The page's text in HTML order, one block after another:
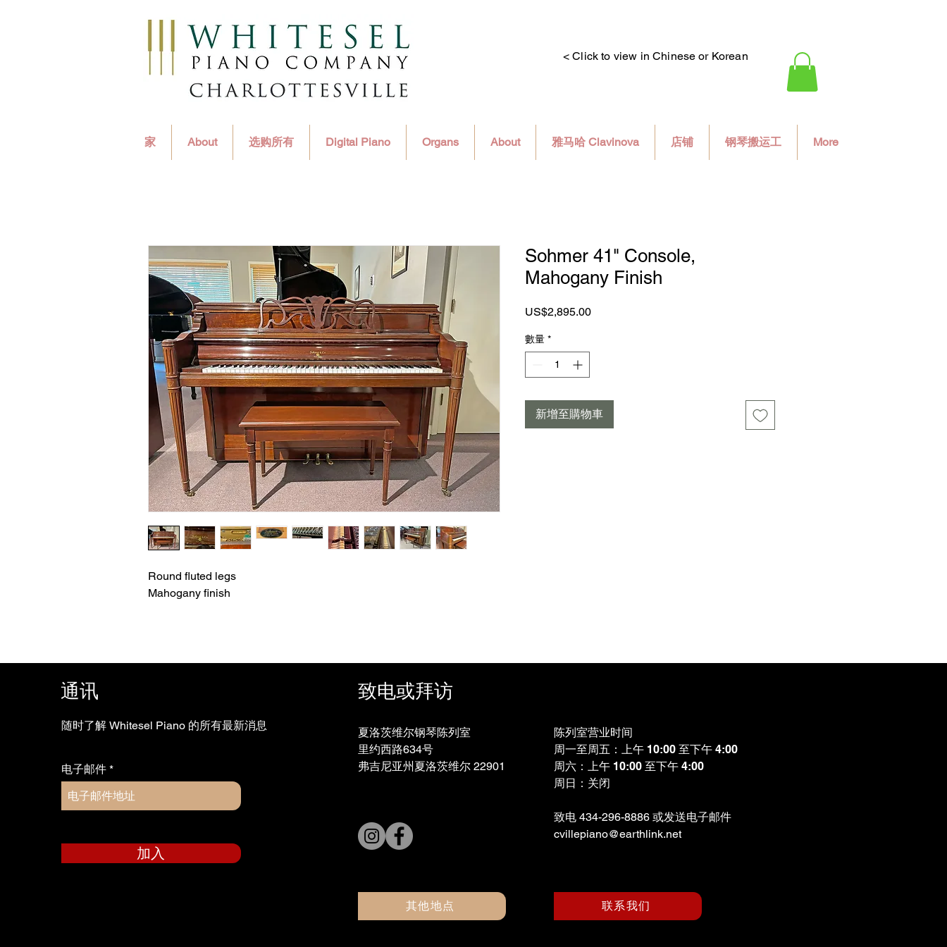
< Click to view in Chinese or Korean
家 About 选购所有 Digital Piano Organs About 雅马哈 Clavinova 店铺 钢琴搬运工 More
Round fluted legs
Mahogany finish
Sohmer 41" Console,
Mahogany Finish
US$2,895.00價
數量 *
新增至購物車
通讯
随时了解 Whitesel Piano 的所有最新消息
电子邮件
加入
致电或拜访
夏洛茨维尔钢琴陈列室
里约西路634号
弗吉尼亚州夏洛茨维尔 22901
陈列室营业时间
周一至周五：上午 10:00 至下午 4:00
周六：上午 10:00 至下午 4:00
周日：关闭
致电 434-296-8886 或发送电子邮件
cvillepiano@earthlink.net
其他地点 联系我们